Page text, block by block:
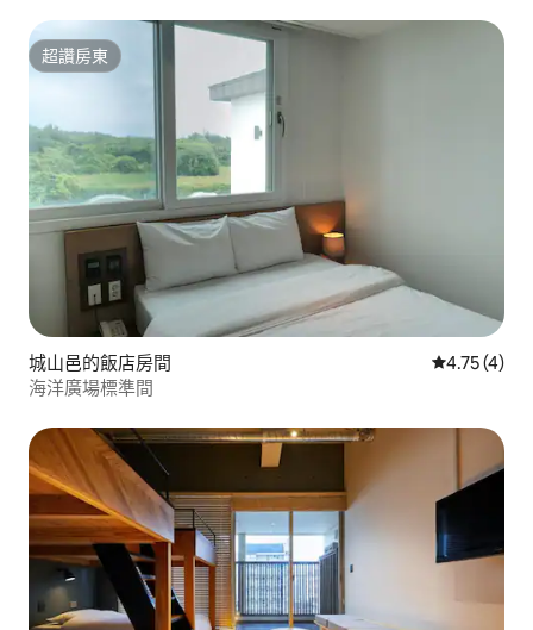
超讚房東
超讚房東
城山邑的飯店房間 從 4 則評價
4.75 (4)
海洋廣場標準間